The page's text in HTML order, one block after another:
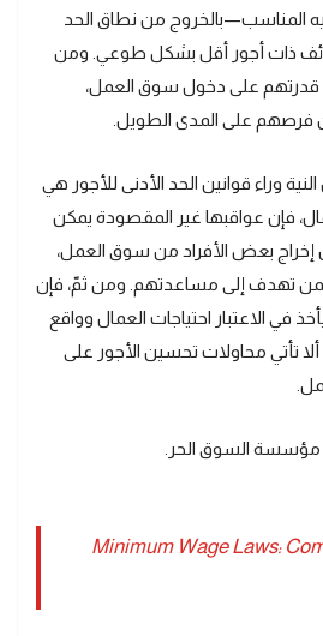
المناسب—بالخروج من نطاق الحد
ذات أجور أقل بشكل طوعي. ومن
على دخول سوق العمل،
فرصهم على المدى الطويل.
وراء قوانين الحد الأدنى للأجور هي
فإن عواقبها غير المقصودة يمكن
إخراج بعض الأفراد من سوق العمل،
تهدف إلى مساعدتهم. ومن ثمّ، فإن
في الاعتبار احتياجات العمال وواقع
تأتي محاولات تحسين الأجور على
السوق الحر.
Minimum Wage Laws: